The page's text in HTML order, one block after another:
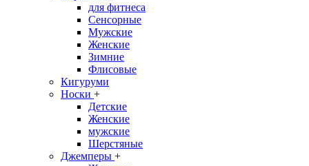
для фитнеса
Сенсорные
Мужские
Женские
Зимние
Флисовые
Кигуруми
Носки +
Детские
Женские
мужские
Шерстяные
Джемперы +